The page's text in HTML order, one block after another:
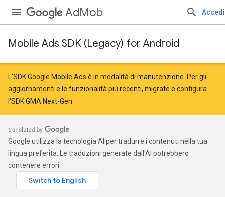
AdMob Accedi
Mobile Ads SDK (Legacy) for Android
L'SDK Google Mobile Ads è in modalità di manutenzione. Per gli
aggiornamenti e le funzionalità più recenti, migrate e configura
l'SDK GMA Next-Gen
Google utilizza la tecnologia AI per tradurre i contenuti nella tua
lingua preferita. Le traduzioni generate dall'AI potrebbero
contenere errori.